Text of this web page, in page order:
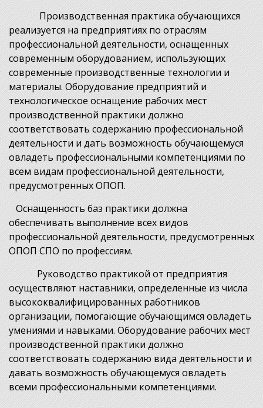
Производственная практика обучающихся
реализуется на предприятиях по отраслям
профессиональной деятельности, оснащенных
современным оборудованием, использующих
современные производственные технологии и
материалы. Оборудование предприятий и
технологическое оснащение рабочих мест
производственной практики должно
соответствовать содержанию профессиональной
деятельности и дать возможность обучающемуся
овладеть профессиональными компетенциями по
всем видам профессиональной деятельности,
предусмотренных ОПОП.
Оснащенность баз практики должна
обеспечивать выполнение всех видов
профессиональной деятельности, предусмотренных
ОПОП СПО по профессиям.
Руководство практикой от предприятия
осуществляют наставники, определенные из числа
высококвалифицированных работников
организации, помогающие обучающимся овладеть
умениями и навыками. Оборудование рабочих мест
производственной практики должно
соответствовать содержанию вида деятельности и
давать возможность обучающемуся овладеть
всеми профессиональными компетенциями.